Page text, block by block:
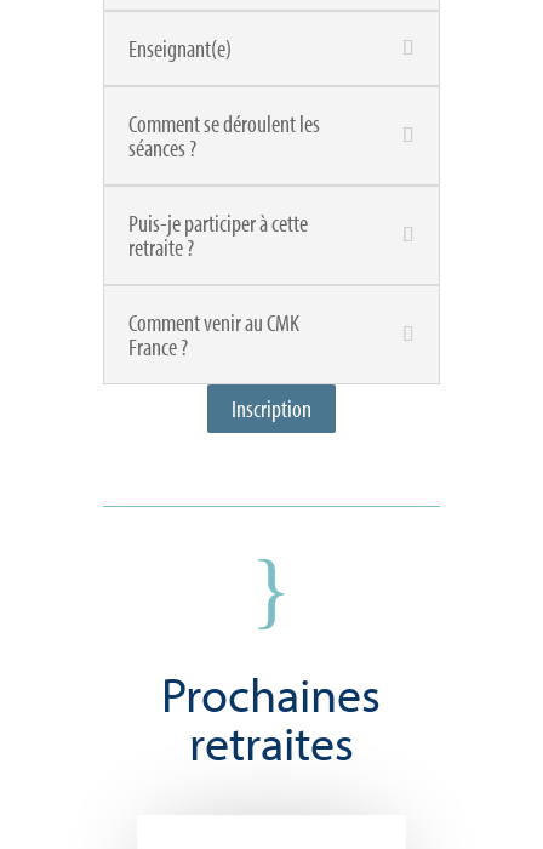
Enseignant(e)
Comment se déroulent les
séances ?
Puis-je participer à cette
retraite ?
Comment venir au CMK
France ?
Inscription
}
Prochaines
retraites